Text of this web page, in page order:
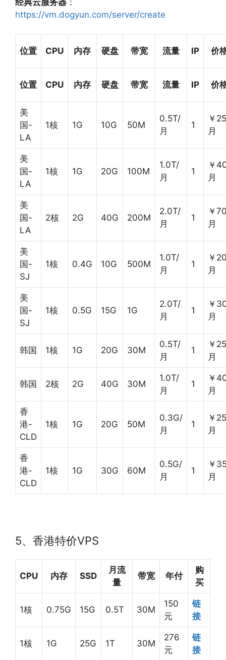
经典云服务器 ：
https://vm.dogyun.com/server/create
位置 CPU 内存 硬盘 带宽 流量 IP 价
位置 CPU 内存 硬盘 带宽 流量 IP 价
美
国-
LA
1核 1G 10G 50M
0.5T/
月
1
￥
月
美
国-
LA
1核 1G 20G 100M
1.0T/
月
1
￥
月
美
国-
LA
2核 2G 40G 200M
2.0T/
月
1
￥
月
美
国-
SJ
1核 0.4G 10G 500M
1.0T/
月
1
￥
月
美
国-
SJ
1核 0.5G 15G 1G
2.0T/
月
1
￥
月
韩国 1核 1G 20G 30M
0.5T/
月
1
￥
月
韩国 2核 2G 40G 30M
1.0T/
月
1
￥
月
香
港-
CLD
1核 1G 20G 50M
0.3G/
月
1
￥
月
香
港-
CLD
1核 1G 30G 60M
0.5G/
月
1
￥
月
5、香港特价VPS
CPU 内存 SSD
月流
量
带宽 年付
购
买
1核 0.75G 15G 0.5T 30M
150
元
链
接
1核 1G 25G 1T 30M
276
元
链
接